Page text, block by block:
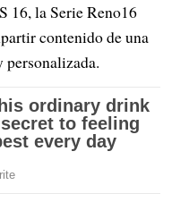
16, la Serie Reno16
contenido de una